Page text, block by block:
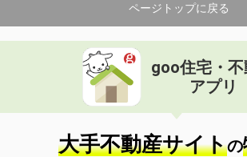
ページトップに戻る
goo住宅・
アプリ
大手不動産サイトの